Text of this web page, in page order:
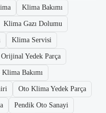
Klima Bakımı
Klima Gazı Dolumu
Klima Servisi
Orijinal Yedek Parça
Klima Bakımı
Oto Klima Yedek Parça
Pendik Oto Sanayi